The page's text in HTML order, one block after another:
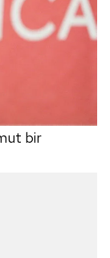
bir